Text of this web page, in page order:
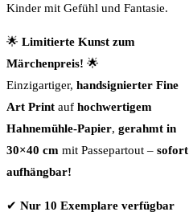
Kinder mit Gefühl und Fantasie.
🌟 Limitierte Kunst zum
Märchenpreis! 🌟
Einzigartiger, handsignierter Fine
Art Print auf hochwertigem
Hahnemühle-Papier, gerahmt in
30×40 cm mit Passepartout – sofort
aufhängbar!
✔ Nur 10 Exemplare verfügbar